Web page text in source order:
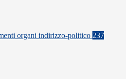
organi indirizzo-politico 237